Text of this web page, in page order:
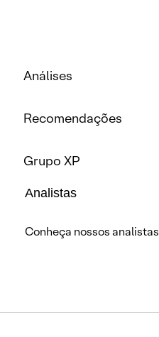
Análises
Recomendações
Grupo XP
Analistas
Conheça nossos analistas